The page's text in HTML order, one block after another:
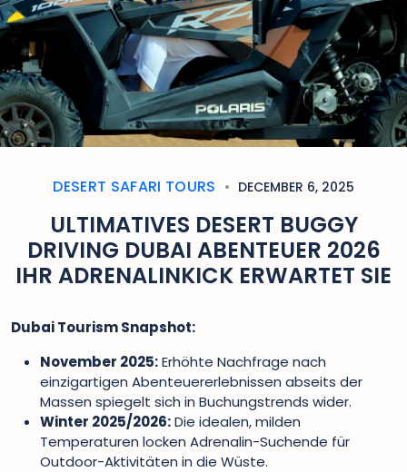
DESERT SAFARI TOURS DECEMBER 6, 2025
ULTIMATIVES DESERT BUGGY
DRIVING DUBAI ABENTEUER 2026
IHR ADRENALINKICK ERWARTET SIE
Dubai Tourism Snapshot:
November 2025:Erhöhte Nachfrage nach
einzigartigen Abenteuererlebnissen abseits der
Massen spiegelt sich in Buchungstrends wider.
Winter 2025/2026:Die idealen, milden
Temperaturen locken Adrenalin-Suchende für
Outdoor-Aktivitäten in die Wüste.